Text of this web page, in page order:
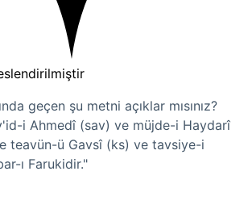
geçen şu metni açıklar mısınız?
i Ahmedî (sav) ve müjde-i Haydarî
teavün-ü Gavsî (ks) ve tavsiye-i
ı Farukidir."